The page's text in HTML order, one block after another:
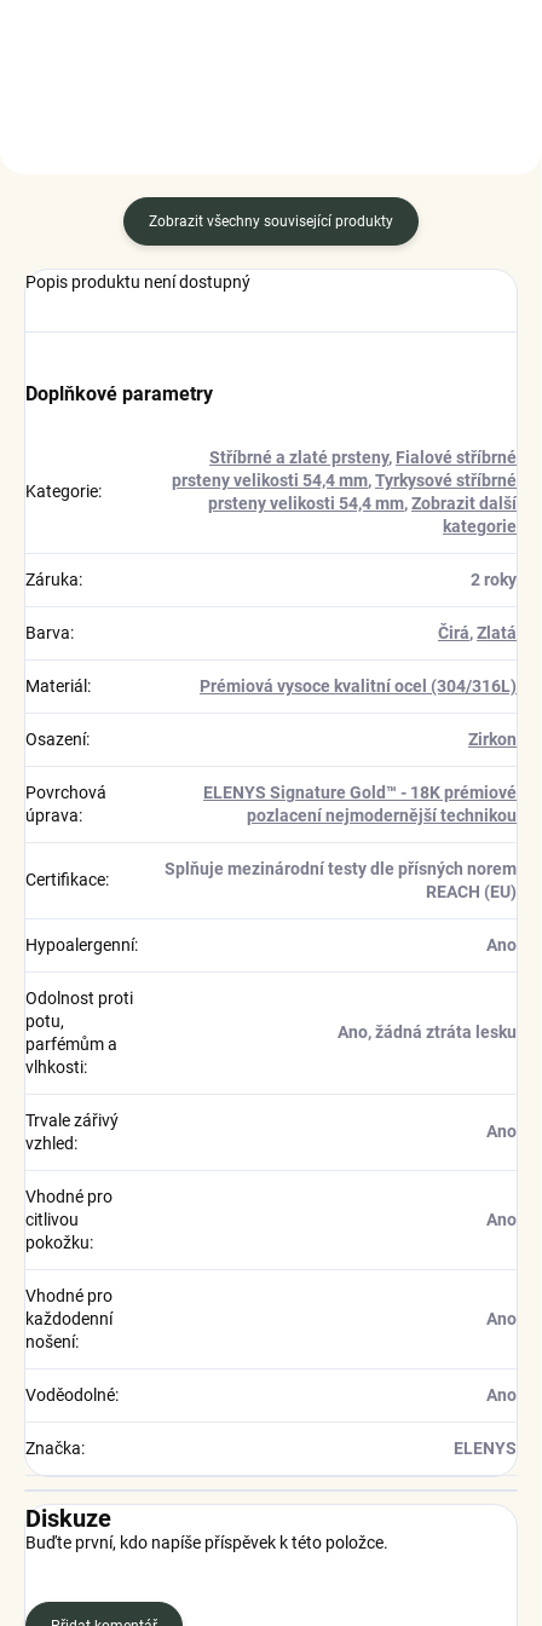
Zobrazit všechny související produkty
Popis produktu není dostupný
Doplňkové parametry
Kategorie:
Stříbrné a zlaté prsteny, Fialové stříbrné
prsteny velikosti 54,4 mm,Tyrkysové stříbrné
prsteny velikosti 54,4 mm,Zobrazit další
kategorie
Záruka: 2 roky
Barva: Čirá,Zlatá
Materiál : Prémiová vysoce kvalitní ocel (304/316L)
Osazení: Zirkon
Povrchová
úprava:
ELENYS Signature Gold™ - 18K prémiové
pozlacení nejmodernější technikou
Certifikace:
Splňuje mezinárodní testy dle přísných norem
REACH (EU)
Hypoalergenní: Ano
Odolnost proti
potu,
parfémům a
vlhkosti:
Ano, žádná ztráta lesku
Trvale zářivý
vzhled:
Ano
Vhodné pro
citlivou
pokožku:
Ano
Vhodné pro
každodenní
nošení:
Ano
Voděodolné: Ano
Značka: ELENYS
Diskuze
Buďte první, kdo napíše příspěvek k této položce.